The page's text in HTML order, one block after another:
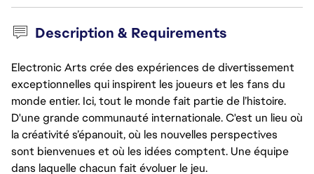
Description & Requirements
Electronic Arts crée des expériences de divertissement
exceptionnelles qui inspirent les joueurs et les fans du
monde entier. Ici, tout le monde fait partie de l’histoire.
D'une grande communauté internationale. C'est un lieu où
la créativité s’épanouit, où les nouvelles perspectives
sont bienvenues et où les idées comptent. Une équipe
dans laquelle chacun fait évoluer le jeu.